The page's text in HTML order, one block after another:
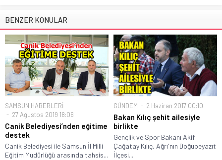
BENZER KONULAR
SAMSUN HABERLERİ
27 Ağustos 2019 18:06
Canik Belediyesi’nden eğitime
destek
Canik Belediyesi ile Samsun İl Milli
Eğitim Müdürlüğü arasında tahsis...
GÜNDEM 2 Haziran 2017 00:10
Bakan Kılıç şehit ailesiyle
birlikte
Gençlik ve Spor Bakanı Akif
Çağatay Kılıç, Ağrı'nın Doğubeyazıt
İlçesi...